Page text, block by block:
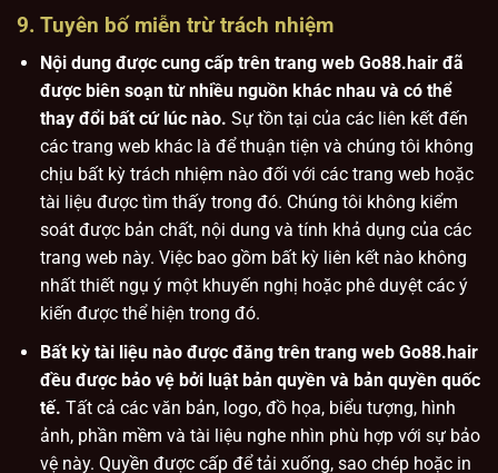
9. Tuyên bố miễn trừ trách nhiệm
Nội dung được cung cấp trên trang web Go88.hair đã
được biên soạn từ nhiều nguồn khác nhau và có thể
thay đổi bất cứ lúc nào. Sự tồn tại của các liên kết đến
các trang web khác là để thuận tiện và chúng tôi không
chịu bất kỳ trách nhiệm nào đối với các trang web hoặc
tài liệu được tìm thấy trong đó. Chúng tôi không kiểm
soát được bản chất, nội dung và tính khả dụng của các
trang web này. Việc bao gồm bất kỳ liên kết nào không
nhất thiết ngụ ý một khuyến nghị hoặc phê duyệt các ý
kiến được thể hiện trong đó.
Bất kỳ tài liệu nào được đăng trên trang web Go88.hair
đều được bảo vệ bởi luật bản quyền và bản quyền quốc
tế. Tất cả các văn bản, logo, đồ họa, biểu tượng, hình
ảnh, phần mềm và tài liệu nghe nhìn phù hợp với sự bảo
vệ này. Quyền được cấp để tải xuống, sao chép hoặc in